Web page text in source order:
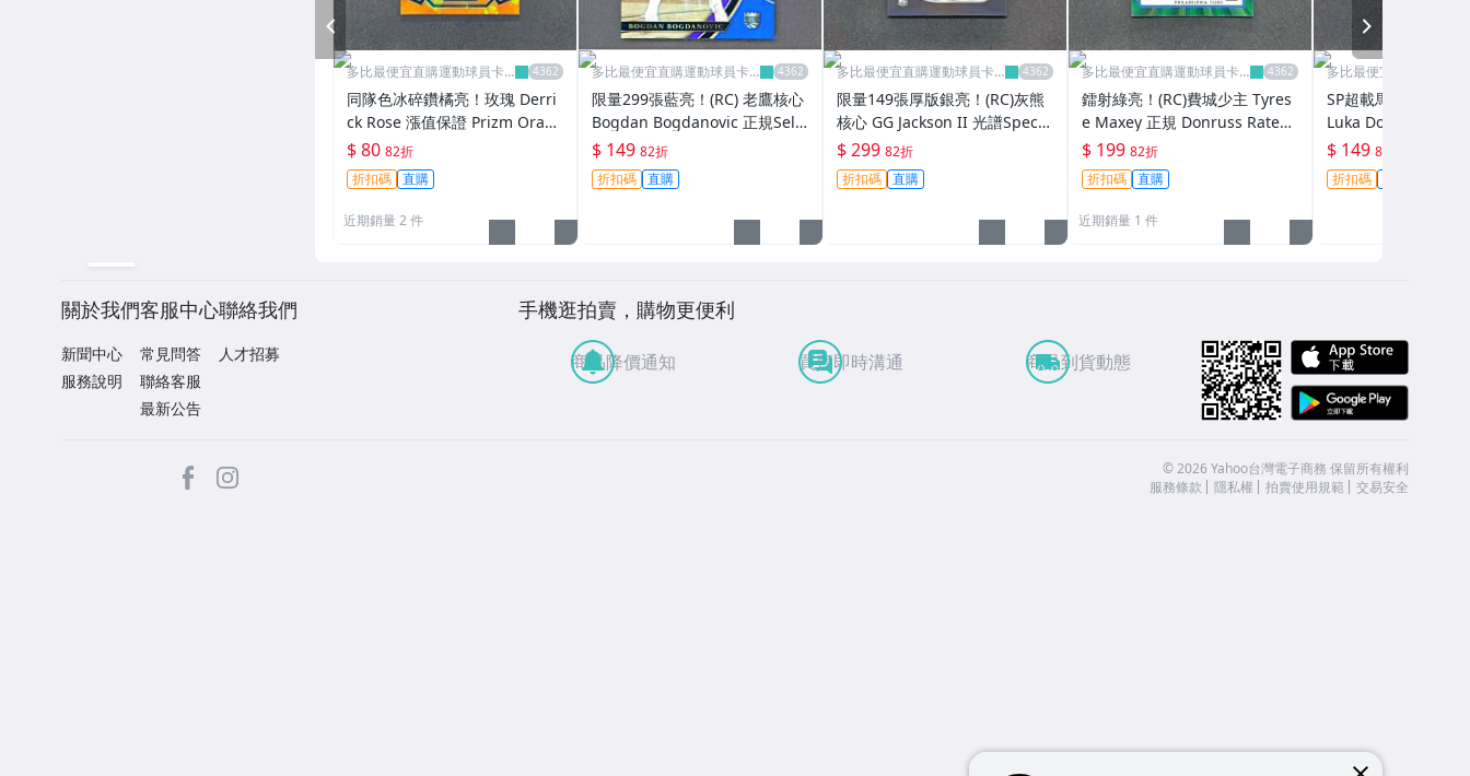
多比最便宜直購運動球員卡
同隊色冰碎鑽橘亮！玫瑰 Derri
ck Rose 漲值保證 Prizm Oran
ge Cracked Ice 金屬卡 球員卡
2023-24
$ 80 82折
折扣碼 直購
近期銷量 2 件
多比最便宜直購運動球員卡
限量299張藍亮！(RC) 老鷹核心
Bogdan Bogdanovic 正規Sele
ct Concourse Prizm版新人RC
金屬卡 2017-18
$ 149 82折
折扣碼 直購
多比最便宜直購運動球員卡
限量149張厚版銀亮！(RC)灰熊
核心 GG Jackson II 光譜Spectr
a Rookie Jersey 新人Patch球衣
卡 2023-24
$ 299 82折
折扣碼 直購
多比最便宜直購運動球員卡
鐳射綠亮！(RC)費城少主 Tyres
e Maxey 正規 Donruss Rated
Rookie Green Laser 新人RC球
員卡 2020-21
$ 199 82折
折扣碼 直購
近期銷量 1 件
多比最便宜直購運動球
SP超載馬賽克銀亮
Luka Doncic 美炸
erdrive Silver
卡 2023-24
$ 149 82折
折扣碼
PREV
關於我們
新聞中心
服務說明
客服中心
常見問答
聯絡客服
最新公告
聯絡我們
人才招募
手機逛拍賣，購物更便利
商品降價通知 買賣即時溝通 商品到貨動態
facebook ©2026 Yahoo台灣電子商務 保留所有權利
服務條款
隱私權 拍賣使用規範 交易安全